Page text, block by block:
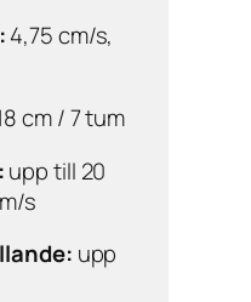
4,75 cm/s,
cm / 7 tum
upp till 20
s
upp